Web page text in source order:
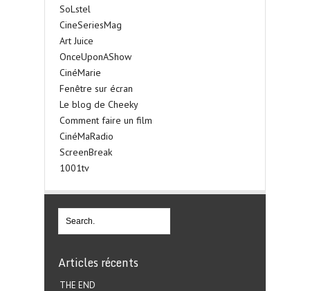
SoLstel
CineSeriesMag
Art Juice
OnceUponAShow
CinéMarie
Fenêtre sur écran
Le blog de Cheeky
Comment faire un film
CinéMaRadio
ScreenBreak
1001tv
Articles récents
THE END